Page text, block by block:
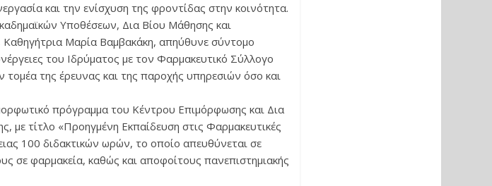
και την ενίσχυση της φροντίδας στην κοινότητα.
Υποθέσεων, Δια Βίου Μάθησης και
Καθηγήτρια Μαρία Βαμβακάκη, απηύθυνε σύντομο
του Ιδρύματος με τον Φαρμακευτικό Σύλλογο
της έρευνας και της παροχής υπηρεσιών όσο και
πρόγραμμα του Κέντρου Επιμόρφωσης και Δια
τίτλο «Προηγμένη Εκπαίδευση στις Φαρμακευτικές
100 διδακτικών ωρών, το οποίο απευθύνεται σε
σε φαρμακεία, καθώς και αποφοίτους πανεπιστημιακής